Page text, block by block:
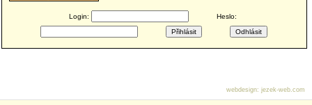
Login: Heslo:
webdesign: jezek-web.com